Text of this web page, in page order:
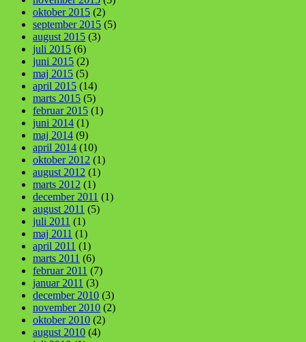
oktober 2015 (2)
september 2015 (5)
august 2015 (3)
juli 2015 (6)
juni 2015 (2)
maj 2015 (5)
april 2015 (14)
marts 2015 (5)
februar 2015 (1)
juni 2014 (1)
maj 2014 (9)
april 2014 (10)
oktober 2012 (1)
august 2012 (1)
marts 2012 (1)
december 2011 (1)
august 2011 (5)
juli 2011 (1)
maj 2011 (1)
april 2011 (1)
marts 2011 (6)
februar 2011 (7)
januar 2011 (3)
december 2010 (3)
november 2010 (2)
oktober 2010 (2)
august 2010 (4)